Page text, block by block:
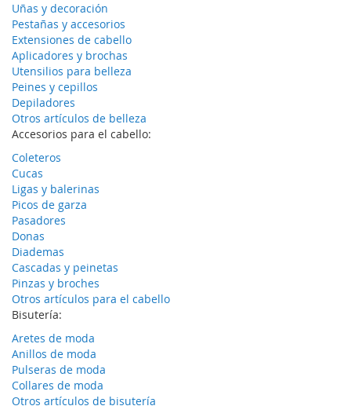
Uñas y decoración
Pestañas y accesorios
Extensiones de cabello
Aplicadores y brochas
Utensilios para belleza
Peines y cepillos
Depiladores
Otros artículos de belleza
Accesorios para el cabello:
Coleteros
Cucas
Ligas y balerinas
Picos de garza
Pasadores
Donas
Diademas
Cascadas y peinetas
Pinzas y broches
Otros artículos para el cabello
Bisutería:
Aretes de moda
Anillos de moda
Pulseras de moda
Collares de moda
Otros artículos de bisutería